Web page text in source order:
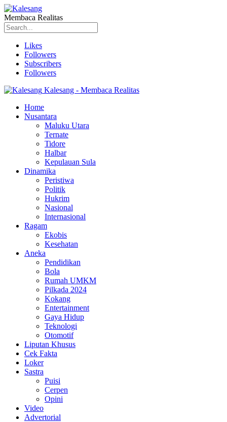
Membaca Realitas
Likes
Followers
Subscribers
Followers
Kalesang - Membaca Realitas
Home
Nusantara
Maluku Utara
Ternate
Tidore
Halbar
Kepulauan Sula
Dinamika
Peristiwa
Politik
Hukrim
Nasional
Internasional
Ragam
Ekobis
Kesehatan
Aneka
Pendidikan
Bola
Rumah UMKM
Pilkada 2024
Kokang
Entertainment
Gaya Hidup
Teknologi
Otomotif
Liputan Khusus
Cek Fakta
Loker
Sastra
Puisi
Cerpen
Opini
Video
Advertorial